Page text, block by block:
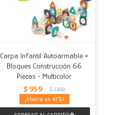
Carpa Infantil Autoarmable +
Bloques Construcción 66
Piezas - Multicolor
$ 959 $ 1.819
47